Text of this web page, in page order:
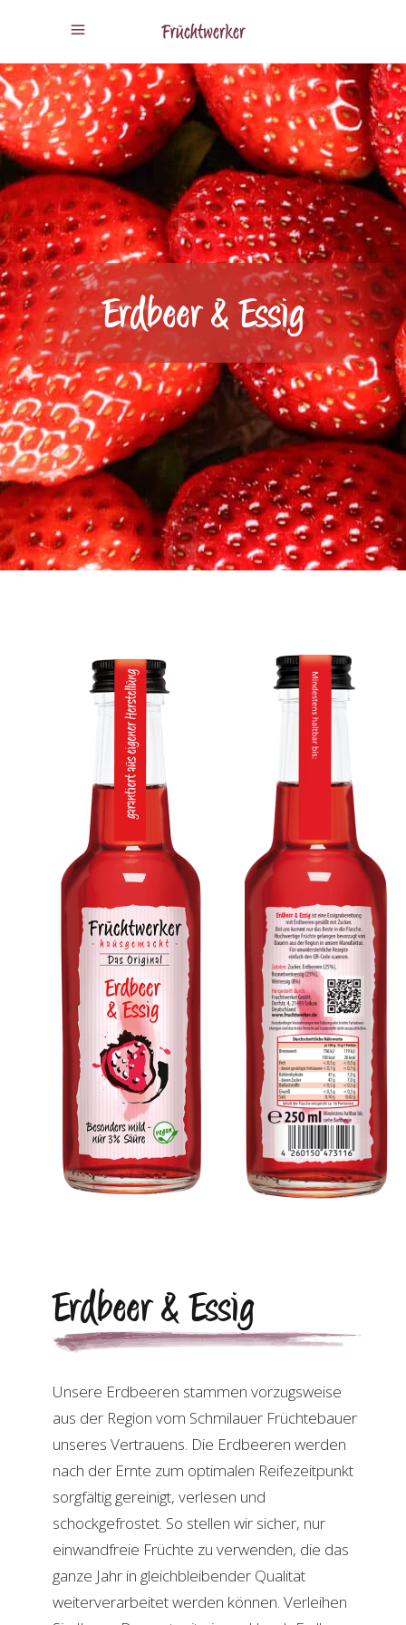
Erdbeer & Essig
Erdbeer & Essig
Unsere Erdbeeren stammen vorzugsweise
aus der Region vom Schmilauer Früchtebauer
unseres Vertrauens. Die Erdbeeren werden
nach der Ernte zum optimalen Reifezeitpunkt
sorgfältig gereinigt, verlesen und
schockgefrostet. So stellen wir sicher, nur
einwandfreie Früchte zu verwenden, die das
ganze Jahr in gleichbleibender Qualität
weiterverarbeitet werden können. Verleihen